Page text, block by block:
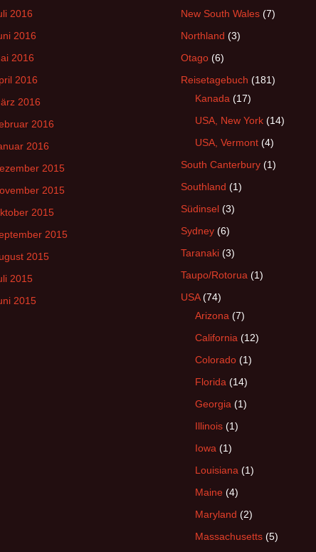
2016
2016
2016
2016
2016
2016
2016
2015
2015
2015
2015
2015
2015
2015
New South Wales (7)
Northland (3)
Otago (6)
Reisetagebuch (181)
Kanada (17)
USA, New York (14)
USA, Vermont (4)
South Canterbury (1)
Southland (1)
Südinsel (3)
Sydney (6)
Taranaki (3)
Taupo/Rotorua (1)
USA(74)
Arizona (7)
California (12)
Colorado (1)
Florida (14)
Georgia (1)
Illinois (1)
Iowa (1)
Louisiana (1)
Maine (4)
Maryland (2)
Massachusetts (5)